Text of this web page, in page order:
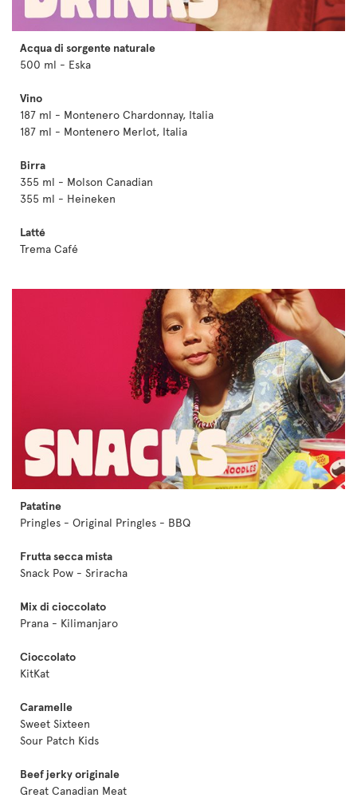
Acqua di sorgente naturale
500 ml - Eska
Vino
187 ml - Montenero Chardonnay, Italia
187 ml - Montenero Merlot, Italia
Birra
355 ml - Molson Canadian
355 ml - Heineken
Latté
Trema Café
Patatine
Pringles - Original Pringles - BBQ
Frutta secca mista
Snack Pow - Sriracha
Mix di cioccolato
Prana - Kilimanjaro
Cioccolato
KitKat
Caramelle
Sweet Sixteen
Sour Patch Kids
Beef jerky originale
Great Canadian Meat